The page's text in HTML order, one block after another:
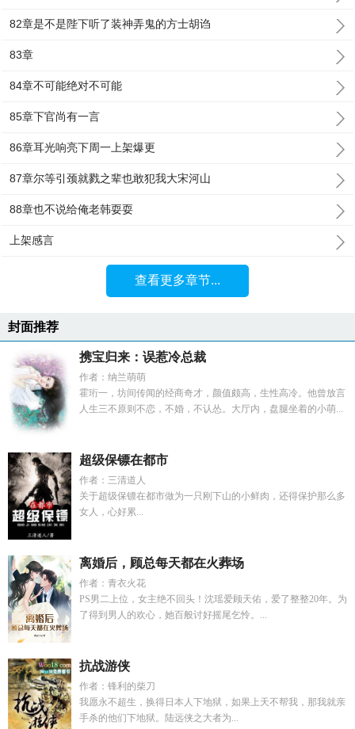
82章是不是陛下听了装神弄鬼的方士胡诌
83章
84章不可能绝对不可能
85章下官尚有一言
86章耳光响亮下周一上架爆更
87章尔等引颈就戮之辈也敢犯我大宋河山
88章也不说给俺老韩耍耍
上架感言
查看更多章节...
封面推荐
携宝归来：误惹冷总裁
作者：纳兰萌萌
霍珩一，坊间传闻的经商奇才，颜值颇高，生性高冷。他曾放言
人生三不原则不恋，不婚，不认怂。大厅内，盘腿坐着的小萌...
超级保镖在都市
作者：三清道人
关于超级保镖在都市做为一只刚下山的小鲜肉，还得保护那么多
女人，心好累...
离婚后，顾总每天都在火葬场
作者：青衣火花
PS男二上位，女主绝不回头！沈瑶爱顾天佑，爱了整整20年。为
了得到男人的欢心，她百般讨好摇尾乞怜。...
抗战游侠
作者：锋利的柴刀
我愿永不超生，换得日本人下地狱，如果上天不帮我，那我就亲
手杀的他们下地狱。陆远侠之大者为...